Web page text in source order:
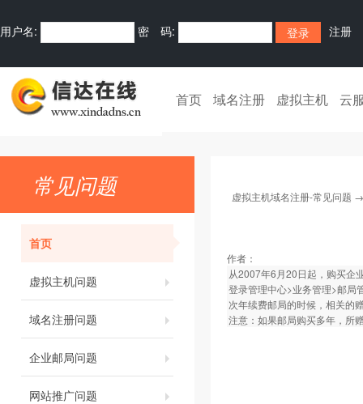
用户名: 密 码: 注册
首页 域名注册 虚拟主机 云
常见问题
首页
虚拟主机问题
域名注册问题
企业邮局问题
网站推广问题
虚拟主机域名注册-常见问题
作者：
从2007年6月20日起，购买企
登录管理中心>业务管理>邮局
次年续费邮局的时候，相关的
注意：如果邮局购买多年，所